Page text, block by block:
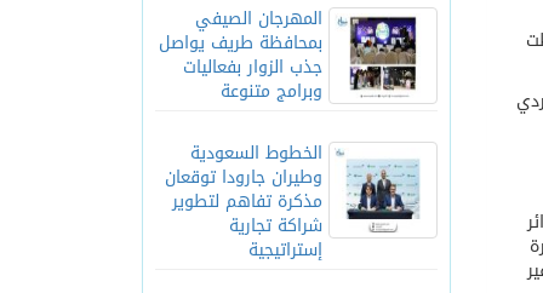
المهرجان الصيفي
بمحافظة طريف يواصل
جذب الزوار بفعاليات
وبرامج متنوعة
الخطوط السعودية
وطيران جارودا توقعان
مذكرة تفاهم لتطوير
شراكة تجارية
إستراتيجية
أساس فردي